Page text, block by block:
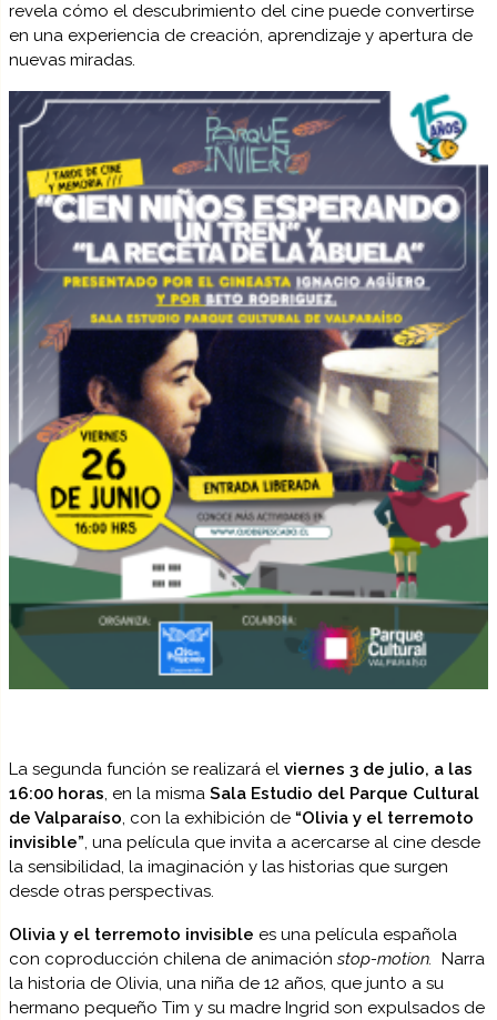
revela cómo el descubrimiento del cine puede convertirse
en una experiencia de creación, aprendizaje y apertura de
nuevas miradas.
La segunda función se realizará elviernes 3 de julio, a las
16:00 horas, en la mismaSala Estudio del Parque Cultural
de Valparaíso, con la exhibición de “Olivia y el terremoto
invisible”, una película que invita a acercarse al cine desde
la sensibilidad, la imaginación y las historias que surgen
desde otras perspectivas.
Olivia y el terremoto invisible es una película española
con coproducción chilena de animaciónstop-motion. Narra
la historia de Olivia, una niña de 12 años, que junto a su
hermano pequeño Tim y su madre Ingrid son expulsados de